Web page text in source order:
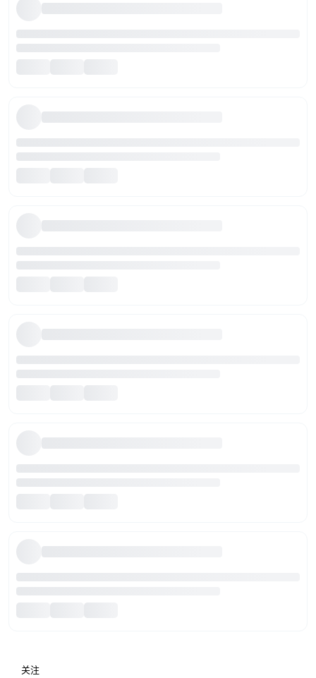
关注